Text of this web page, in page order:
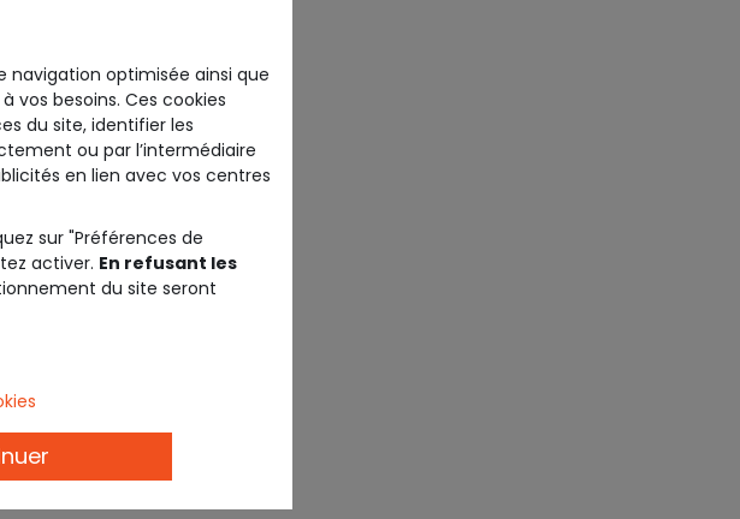
navigation optimisée ainsi que
vos besoins. Ces cookies
du site, identifier les
ou par l’intermédiaire
en lien avec vos centres
sur "Préférences de
activer. En refusant les
du site seront